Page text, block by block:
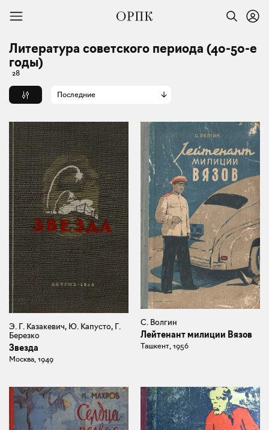
Литература советского периода (40-50-е
годы)
28
Последние
Э. Г. Казакевич, Ю. Капусто, Г.
Березко
Звезда
Москва, 1949
С. Волгин
Лейтенант милиции Вязов
Ташкент, 1956